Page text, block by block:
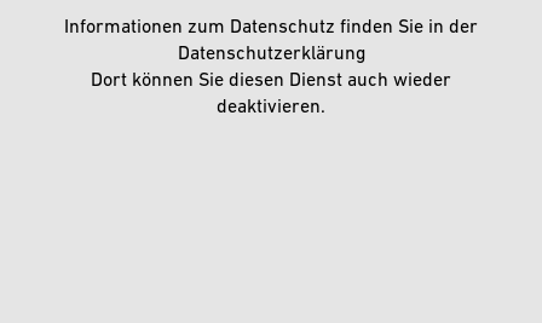
Informationen zum Datenschutz finden Sie in der
Datenschutzerklärung
Dort können Sie diesen Dienst auch wieder
deaktivieren.